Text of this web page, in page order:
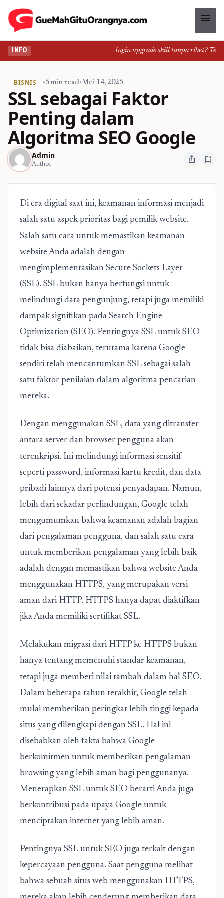
menu
INFO Ingin upgrade skill tanpa ribet?
BISNIS •5 min read•Mei 14, 2025
SSL sebagai Faktor
Penting dalam
Algoritma SEO Google
Admin
Author ios_share bookmark_add
Di era digital saat ini, keamanan informasi menjadi
salah satu aspek prioritas bagi pemilik website.
Salah satu cara untuk memastikan keamanan
website Anda adalah dengan
mengimplementasikan Secure Sockets Layer
(SSL). SSL bukan hanya berfungsi untuk
melindungi data pengunjung, tetapi juga memiliki
dampak signifikan pada Search Engine
Optimization (SEO). Pentingnya SSL untuk SEO
tidak bisa diabaikan, terutama karena Google
sendiri telah mencantumkan SSL sebagai salah
satu faktor penilaian dalam algoritma pencarian
mereka.
Dengan menggunakan SSL, data yang ditransfer
antara server dan browser pengguna akan
terenkripsi. Ini melindungi informasi sensitif
seperti password, informasi kartu kredit, dan data
pribadi lainnya dari potensi penyadapan. Namun,
lebih dari sekadar perlindungan, Google telah
mengumumkan bahwa keamanan adalah bagian
dari pengalaman pengguna, dan salah satu cara
untuk memberikan pengalaman yang lebih baik
adalah dengan memastikan bahwa website Anda
menggunakan HTTPS, yang merupakan versi
aman dari HTTP. HTTPS hanya dapat diaktifkan
jika Anda memiliki sertifikat SSL.
Melakukan migrasi dari HTTP ke HTTPS bukan
hanya tentang memenuhi standar keamanan,
tetapi juga memberi nilai tambah dalam hal SEO.
Dalam beberapa tahun terakhir, Google telah
mulai memberikan peringkat lebih tinggi kepada
situs yang dilengkapi dengan SSL. Hal ini
disebabkan oleh fakta bahwa Google
berkomitmen untuk memberikan pengalaman
browsing yang lebih aman bagi penggunanya.
Menerapkan SSL untuk SEO berarti Anda juga
berkontribusi pada upaya Google untuk
menciptakan internet yang lebih aman.
Pentingnya SSL untuk SEO juga terkait dengan
kepercayaan pengguna. Saat pengguna melihat
bahwa sebuah situs web menggunakan HTTPS,